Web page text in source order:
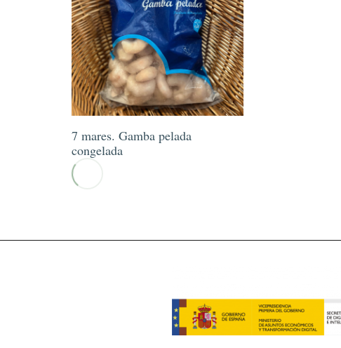
7 mares. Gamba pelada
congelada